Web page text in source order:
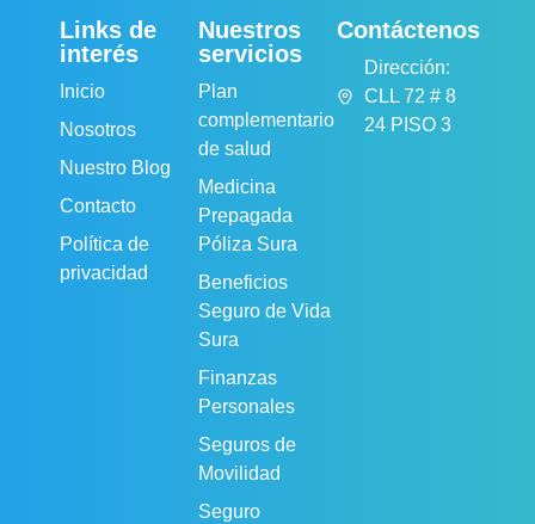
Links de
interés
Inicio
Nosotros
Nuestro Blog
Contacto
Política de
privacidad
Nuestros
servicios
Plan
complementario
de salud
Medicina
Prepagada
Póliza Sura
Beneficios
Seguro de Vida
Sura
Finanzas
Personales
Seguros de
Movilidad
Seguro
Contáctenos
Dirección:
CLL 72 # 8
24 PISO 3